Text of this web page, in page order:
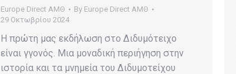
Europe Direct ΑΜΘ By Europe Direct ΑΜΘ
29 Οκτωβρίου 2024
Η πρώτη μας εκδήλωση στο Διδυμότειχο
είναι γγονός. Μια μοναδική περιήγηση στην
ιστορία και τα μνημεία του Διδυμοτείχου